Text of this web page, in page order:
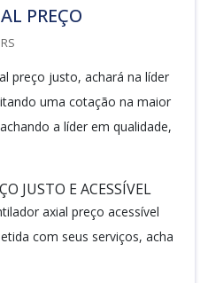
PREÇO
preço justo, achará na líder
uma cotação na maior
a líder em qualidade,
JUSTO E ACESSÍVEL
axial preço acessível
com seus serviços, acha